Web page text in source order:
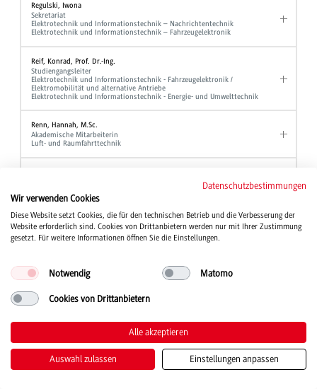
Regulski, Iwona
Sekretariat
Elektrotechnik und Informationstechnik – Nachrichtentechnik
Elektrotechnik und Informationstechnik – Fahrzeugelektronik
Reif, Konrad, Prof. Dr.-Ing.
Studiengangsleiter
Elektrotechnik und Informationstechnik - Fahrzeugelektronik /
Elektromobilität und alternative Antriebe
Elektrotechnik und Informationstechnik - Energie- und Umwelttechnik
Renn, Hannah, M.Sc.
Akademische Mitarbeiterin
Luft- und Raumfahrttechnik
Gleichbehandlungsmanager
Rieber, Jochen, Prof. Dr.
Professor
Rief, Manfred, Dipl.-Ing. (FH)
Maschinenbau
Rieger, Bernd, Prof. Dr.
BWL - Bank und BWL - Finanzdienstleistungen
Riegger, Chiara
Datenschutzbestimmungen
Wir verwenden Cookies
Diese Website setzt Cookies, die für den technischen Betrieb und die Verbesserung der
Website erforderlich sind. Cookies von Drittanbietern werden nur mit Ihrer Zustimmung
gesetzt. Für weitere Informationen öffnen Sie die Einstellungen.
Notwendig Matomo
Cookies von Drittanbietern
Alle akzeptieren
Auswahl zulassen Einstellungen anpassen